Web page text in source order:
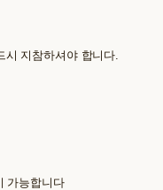
지참하셔야 합니다.
가능합니다